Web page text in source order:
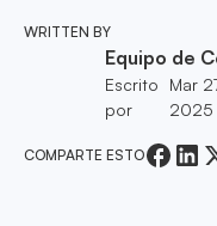
WRITTEN BY
Equipo de
Escrito
por
Mar
2025
COMPARTE ESTO